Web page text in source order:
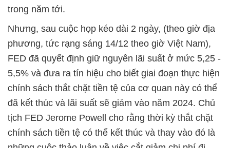
trong năm tới.
Nhưng, sau cuộc họp kéo dài 2 ngày, (theo giờ địa
phương, tức rạng sáng 14/12 theo giờ Việt Nam),
FED đã quyết định giữ nguyên lãi suất ở mức 5,25 -
5,5% và đưa ra tín hiệu cho biết giai đoạn thực hiện
chính sách thắt chặt tiền tệ của cơ quan này có thể
đã kết thúc và lãi suất sẽ giảm vào năm 2024. Chủ
tịch FED Jerome Powell cho rằng thời kỳ thắt chặt
chính sách tiền tệ có thể kết thúc và thay vào đó là